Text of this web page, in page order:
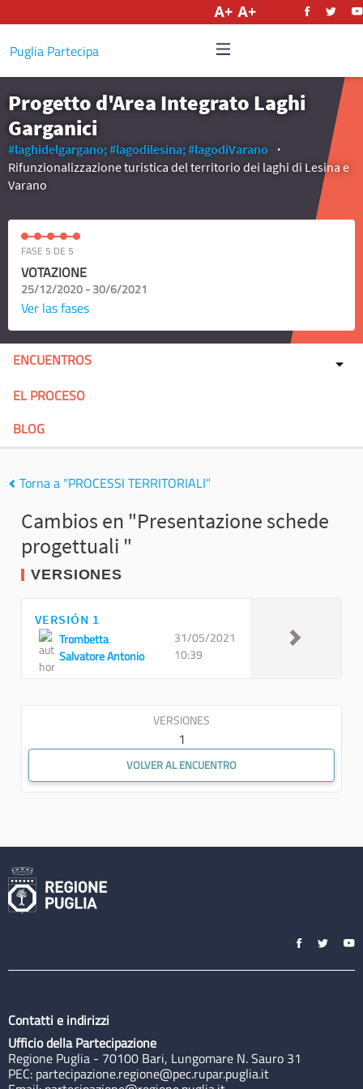
Puglia Partecipa
Progetto d'Area Integrato Laghi
Garganici
#laghidelgargano;#lagodilesina;#lagodiVarano
Rifunzionalizzazione turistica del territorio dei laghi di Lesina e
Varano
FASE 5 DE 5
VOTAZIONE
25/12/2020 - 30/6/2021
Ver las fases
ENCUENTROS
EL PROCESO
BLOG
Torna a "PROCESSI TERRITORIALI"
Cambios en "Presentazione schede
progettuali "
VERSIONES
VERSIÓN 1
Trombetta
Salvatore Antonio
31/05/2021
10:39
VERSIONES
1
VOLVER AL ENCUENTRO
Contatti e indirizzi
Ufficio della Partecipazione
Regione Puglia - 70100 Bari, Lungomare N. Sauro 31
PEC: partecipazione.regione@pec.rupar.puglia.it